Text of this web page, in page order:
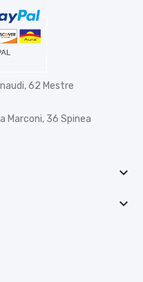
62 Mestre
Marconi, 36 Spinea
keyboard_arrow_down
keyboard_arrow_down